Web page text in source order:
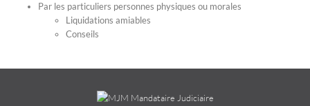
Par les particuliers personnes physiques ou morales
Liquidations amiables
Conseils